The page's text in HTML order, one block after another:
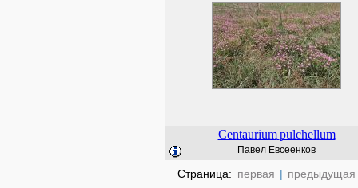
Centaurium pulchellum
Павел Евсеенков
Страница: первая | предыдущая